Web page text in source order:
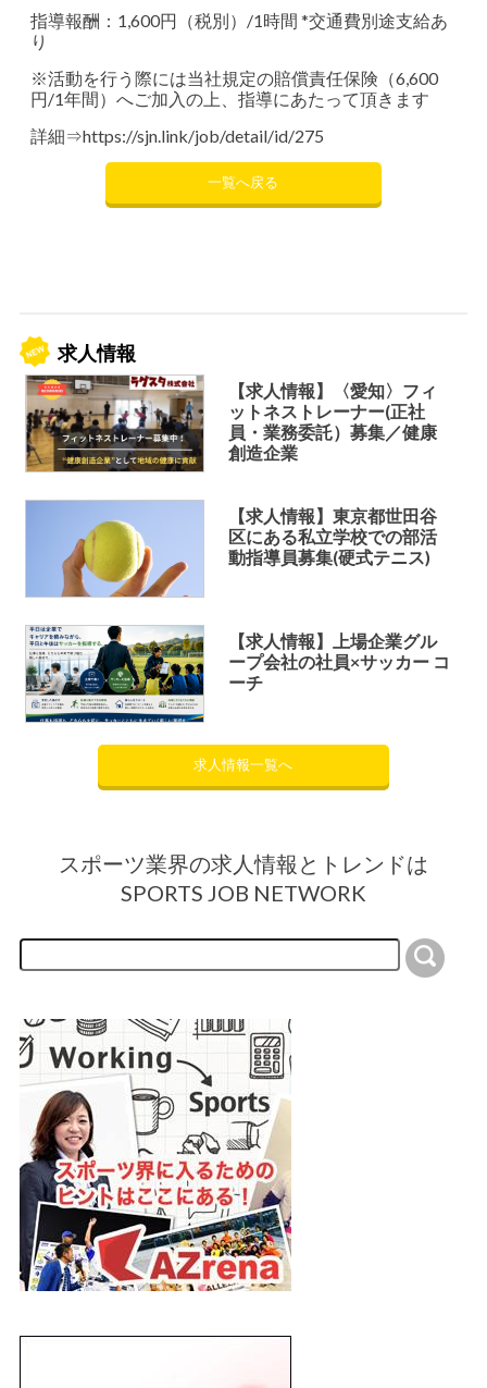
指導報酬：1,600円（税別）/1時間 *交通費別途支給あ
り
※活動を行う際には当社規定の賠償責任保険（6,600
円/1年間）へご加入の上、指導にあたって頂きます
詳細⇒https://sjn.link/job/detail/id/275
一覧へ戻る
求人情報
【求人情報】〈愛知〉フィ
ットネストレーナー(正社
員・業務委託）募集／健康
創造企業
【求人情報】東京都世田谷
区にある私立学校での部活
動指導員募集(硬式テニス)
【求人情報】上場企業グル
ープ会社の社員×サッカー コ
ーチ
求人情報一覧へ
スポーツ業界の求人情報とトレンドは
SPORTS JOB NETWORK